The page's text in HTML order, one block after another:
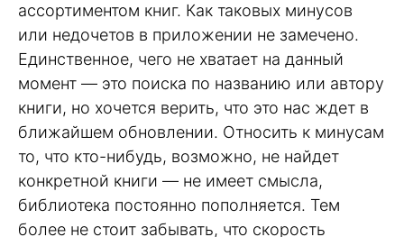
ассортиментом книг. Как таковых минусов
или недочетов в приложении не замечено.
Единственное, чего не хватает на данный
момент — это поиска по названию или автору
книги, но хочется верить, что это нас ждет в
ближайшем обновлении. Относить к минусам
то, что кто-нибудь, возможно, не найдет
конкретной книги — не имеет смысла,
библиотека постоянно пополняется. Тем
более не стоит забывать, что скорость